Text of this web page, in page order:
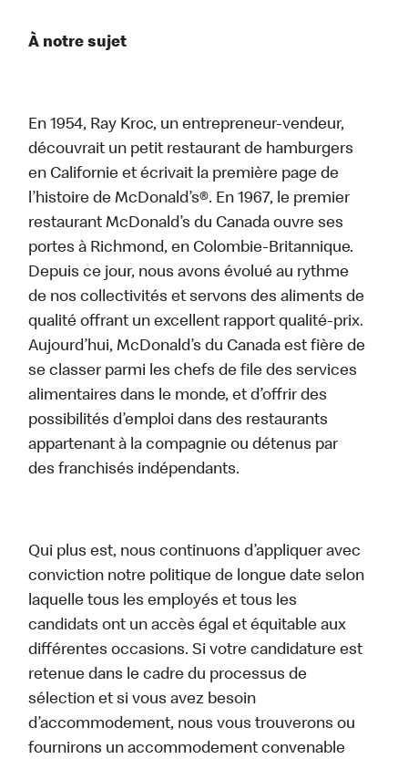
À notre sujet
En 1954, Ray Kroc, un entrepreneur-vendeur,
découvrait un petit restaurant de hamburgers
en Californie et écrivait la première page de
l’histoire de McDonald’s®. En 1967, le premier
restaurant McDonald’s du Canada ouvre ses
portes à Richmond, en Colombie-Britannique.
Depuis ce jour, nous avons évolué au rythme
de nos collectivités et servons des aliments de
qualité offrant un excellent rapport qualité-prix.
Aujourd’hui, McDonald’s du Canada est fière de
se classer parmi les chefs de file des services
alimentaires dans le monde, et d’offrir des
possibilités d’emploi dans des restaurants
appartenant à la compagnie ou détenus par
des franchisés indépendants.
Qui plus est, nous continuons d’appliquer avec
conviction notre politique de longue date selon
laquelle tous les employés et tous les
candidats ont un accès égal et équitable aux
différentes occasions. Si votre candidature est
retenue dans le cadre du processus de
sélection et si vous avez besoin
d’accommodement, nous vous trouverons ou
fournirons un accommodement convenable